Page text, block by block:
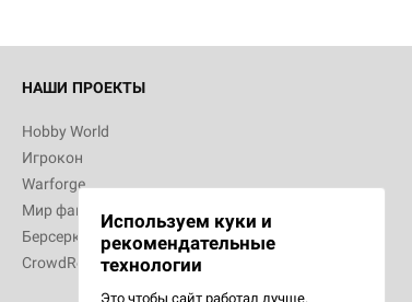
НАШИ ПРОЕКТЫ
Hobby World
Игрокон
Warforge
Мир фантастики
Берсерк
CrowdRepublic
Используем куки и
рекомендательные
технологии
Это чтобы сайт работал лучше.